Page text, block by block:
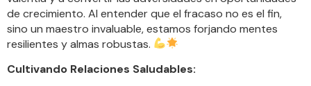
de crecimiento. Al entender que el fracaso no es el fin,
sino un maestro invaluable, estamos forjando mentes
resilientes y almas robustas.
Cultivando Relaciones Saludables: